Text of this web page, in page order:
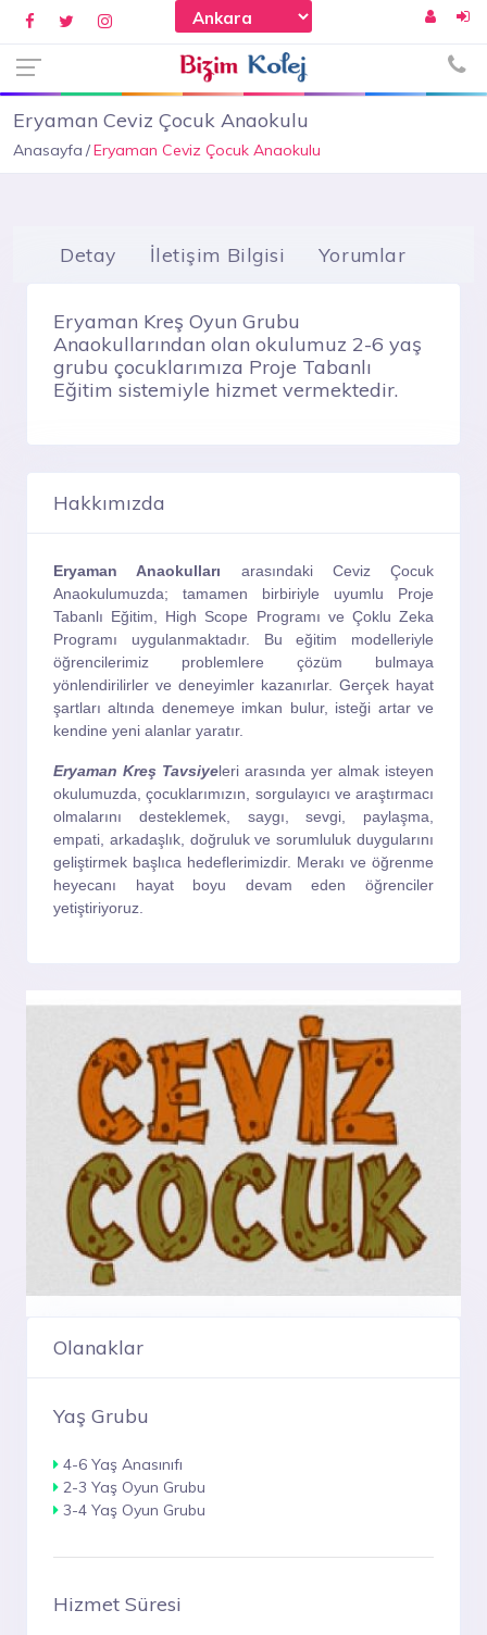
Eryaman Ceviz Çocuk Anaokulu
Anasayfa Eryaman Ceviz Çocuk Anaokulu
Detay İletişim Bilgisi Yorumlar
Eryaman Kreş Oyun Grubu
Anaokullarından olan okulumuz 2-6 yaş
grubu çocuklarımıza Proje Tabanlı
Eğitim sistemiyle hizmet vermektedir.
Hakkımızda
Eryaman Anaokulları arasındaki Ceviz Çocuk
Anaokulumuzda; tamamen birbiriyle uyumlu Proje
Tabanlı Eğitim, High Scope Programı ve Çoklu Zeka
Programı uygulanmaktadır. Bu eğitim modelleriyle
öğrencilerimiz problemlere çözüm bulmaya
yönlendirilirler ve deneyimler kazanırlar. Gerçek hayat
şartları altında denemeye imkan bulur, isteği artar ve
kendine yeni alanlar yaratır.
Eryaman Kreş Tavsiyeleri arasında yer almak isteyen
okulumuzda, çocuklarımızın, sorgulayıcı ve araştırmacı
olmalarını desteklemek, saygı, sevgi, paylaşma,
empati, arkadaşlık, doğruluk ve sorumluluk duygularını
geliştirmek başlıca hedeflerimizdir. Merakı ve öğrenme
heyecanı hayat boyu devam eden öğrenciler
yetiştiriyoruz.
Olanaklar
Yaş Grubu
4-6 Yaş Anasınıfı
2-3 Yaş Oyun Grubu
3-4 Yaş Oyun Grubu
Hizmet Süresi